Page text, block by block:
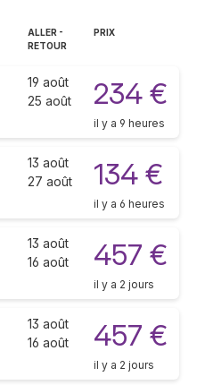
ALLER -
RETOUR
PRIX
19 août
25 août
234 €
il y a 9 heures
13 août
27 août
134 €
il y a 6 heures
13 août
16 août
457 €
il y a 2 jours
13 août
16 août
457 €
il y a 2 jours